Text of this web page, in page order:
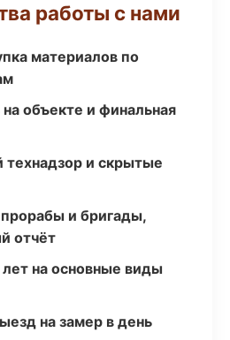
работы с нами
материалов по
объекте и финальная
технадзор и скрытые
и бригады,
отчёт
лет на основные виды
на замер в день